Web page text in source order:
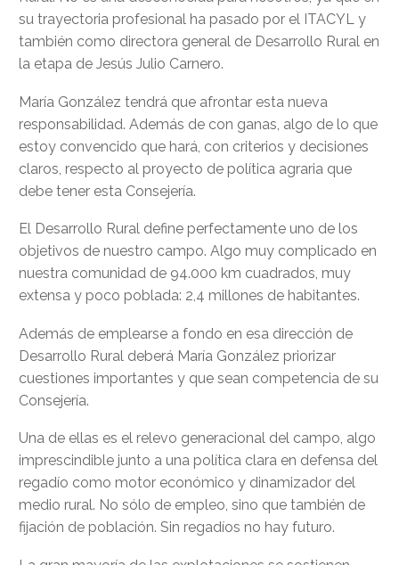
su trayectoria profesional ha pasado por el ITACYL y
también como directora general de Desarrollo Rural en
la etapa de Jesús Julio Carnero.
María González tendrá que afrontar esta nueva
responsabilidad. Además de con ganas, algo de lo que
estoy convencido que hará, con criterios y decisiones
claros, respecto al proyecto de política agraria que
debe tener esta Consejería.
El Desarrollo Rural define perfectamente uno de los
objetivos de nuestro campo. Algo muy complicado en
nuestra comunidad de 94.000 km cuadrados, muy
extensa y poco poblada: 2,4 millones de habitantes.
Además de emplearse a fondo en esa dirección de
Desarrollo Rural deberá María González priorizar
cuestiones importantes y que sean competencia de su
Consejería.
Una de ellas es el relevo generacional del campo, algo
imprescindible junto a una política clara en defensa del
regadío como motor económico y dinamizador del
medio rural. No sólo de empleo, sino que también de
fijación de población. Sin regadíos no hay futuro.